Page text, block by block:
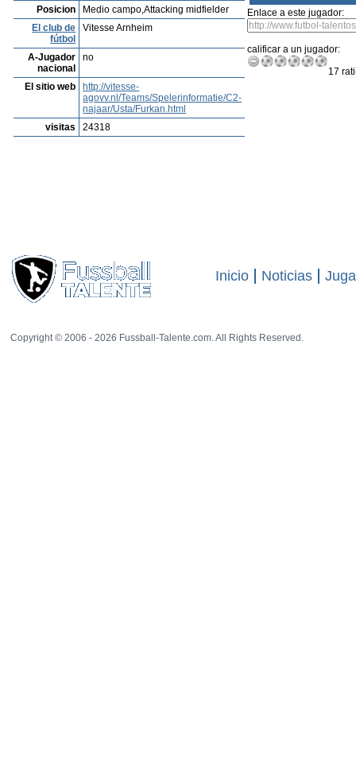
Posicion
Medio campo,Attacking midfielder
El club de
fútbol
Vitesse Arnheim
A-Jugador
nacional
no
El sitio web
http://vitesse-
agovv.nl/Teams/Spelerinformatie/C2-
najaar/Usta/Furkan.html
visitas
24318
Enlace a este jugador:
calificar a un jugador:
17
Inicio Noticias
Copyright © 2006 - 2026 Fussball-Talente.com. All Rights Reserved.